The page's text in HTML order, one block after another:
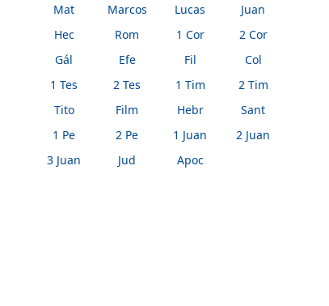
Mat Marcos Lucas
Juan
Hec
Rom 1 Cor
2 Cor
Gál
Efe Fil
Col
1 Tes
2 Tes 1 Tim
2 Tim
Tito
Film Hebr
Sant
1 Pe
2 Pe 1 Juan
2 Juan
3 Juan
Jud Apoc